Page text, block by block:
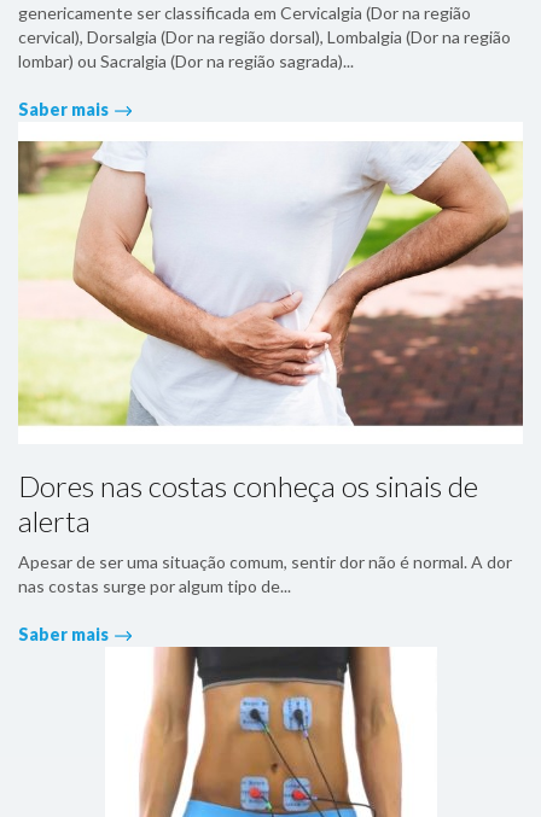
genericamente ser classificada em Cervicalgia (Dor na região
cervical), Dorsalgia (Dor na região dorsal), Lombalgia (Dor na região
lombar) ou Sacralgia (Dor na região sagrada)...
Saber mais
Dores nas costas conheça os sinais de
alerta
Apesar de ser uma situação comum, sentir dor não é normal. A dor
nas costas surge por algum tipo de...
Saber mais